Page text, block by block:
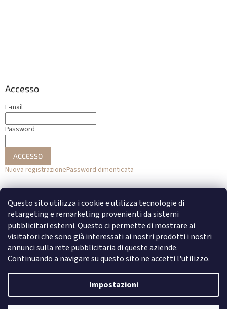
Questo sito utilizza i cookie e utilizza tecnologie di
retargeting e remarketing provenienti da sistemi
pubblicitari esterni. Questo ci permette di mostrare ai
visitatori che sono già interessati ai nostri prodotti i nostri
annunci sulla rete pubblicitaria di queste aziende.
Continuando a navigare su questo sito ne accetti l'utilizzo.
Impostazioni
Accesso
E-mail
Password
ACCESSO
Nuova registrazionePassword dimenticata
o
Accesso con Facebook
Accesso con Google